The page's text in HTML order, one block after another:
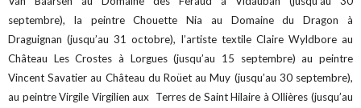
septembre), la peintre Chouette Nia au Domaine du Dragon à
Draguignan (jusqu’au 31 octobre), l’artiste textile Claire Wyldbore au
Château Les Crostes à Lorgues (jusqu’au 15 septembre) au peintre
Vincent Savatier au Château du Roüet au Muy (jusqu’au 30 septembre),
au peintre Virgile Virgilien aux Terres de Saint Hilaire à Ollières (jusqu’au